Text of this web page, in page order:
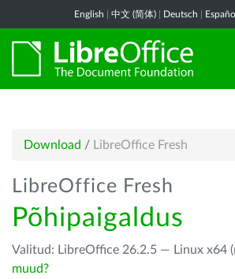
English 中文 (简体) Deutsch
Download / LibreOffice Fresh
LibreOffice Fresh
Põhipaigaldus
Valitud: LibreOffice 26.2.5 — Linux x64
muud?